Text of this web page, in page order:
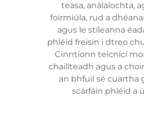
teasa, análaíochta,
foirmiúla, rud a
agus le stíleanna
phléid freisin i dtreo
Cinntíonn teicnící
chaillteadh agus a
an bhfuil sé cuartha
scárfáin phléid a